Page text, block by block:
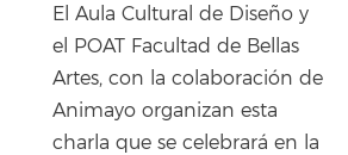
El Aula Cultural de Diseño y
el POAT Facultad de Bellas
Artes, con la colaboración de
Animayo organizan esta
charla que se celebrará en la